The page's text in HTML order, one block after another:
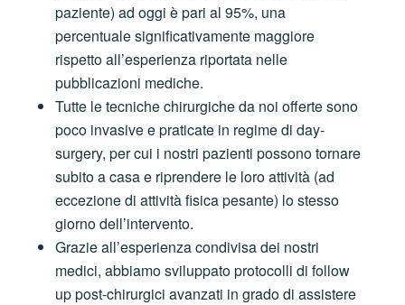
paziente) ad oggi è pari al 95%, una
percentuale significativamente maggiore
rispetto all’esperienza riportata nelle
pubblicazioni mediche.
Tutte le tecniche chirurgiche da noi offerte sono
poco invasive e praticate in regime di day-
surgery, per cui i nostri pazienti possono tornare
subito a casa e riprendere le loro attività (ad
eccezione di attività fisica pesante) lo stesso
giorno dell’intervento.
Grazie all’esperienza condivisa dei nostri
medici, abbiamo sviluppato protocolli di follow
up post-chirurgici avanzati in grado di assistere